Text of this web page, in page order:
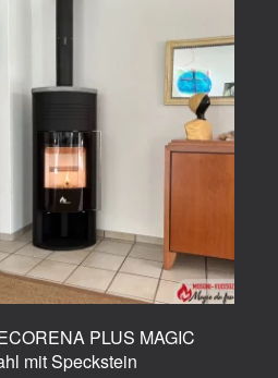
PLUS MAGIC
mit Speckstein